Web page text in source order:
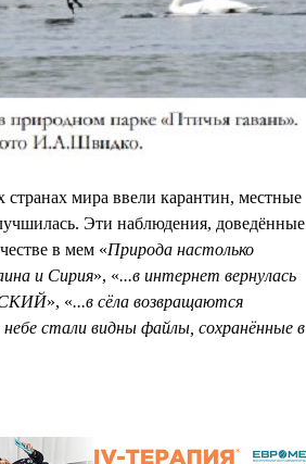
мира ввели карантин, местные
Эти наблюдения, доведённые
в мем «Природа настолько
и Сирия», «...в интернет вернулась
», «...в сёла возвращаются
стали видны файлы, сохранённые в